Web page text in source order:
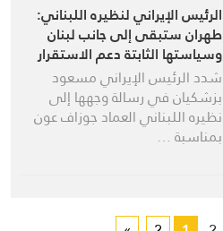
الرئيس الإيراني لنظيره اللبناني:
طهران ستبقى إلى جانب لبنان
وسياستها الثابتة دعم الاستقرار
والازدهار
شدد الرئيس الإيراني مسعود
بزشكيان في رسالة وجهها إلى
نظيره اللبناني العماد جوزاف عون
بمناسبة …